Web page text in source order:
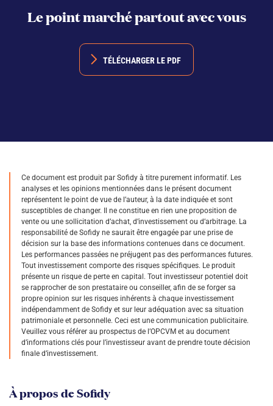
Le point marché partout avec vous
TÉLÉCHARGER LE PDF
Ce document est produit par Sofidy à titre purement informatif. Les
analyses et les opinions mentionnées dans le présent document
représentent le point de vue de l’auteur, à la date indiquée et sont
susceptibles de changer. Il ne constitue en rien une proposition de
vente ou une sollicitation d’achat, d’investissement ou d’arbitrage. La
responsabilité de Sofidy ne saurait être engagée par une prise de
décision sur la base des informations contenues dans ce document.
Les performances passées ne préjugent pas des performances futures.
Tout investissement comporte des risques spécifiques. Le produit
présente un risque de perte en capital. Tout investisseur potentiel doit
se rapprocher de son prestataire ou conseiller, afin de se forger sa
propre opinion sur les risques inhérents à chaque investissement
indépendamment de Sofidy et sur leur adéquation avec sa situation
patrimoniale et personnelle. Ceci est une communication publicitaire.
Veuillez vous référer au prospectus de l’OPCVM et au document
d’informations clés pour l’investisseur avant de prendre toute décision
finale d’investissement.
À propos de Sofidy